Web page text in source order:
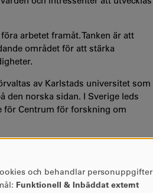
arbetet framåt. Tanken är att
området för att stärka
av Karlstads universitet som
den norska sidan. I Sverige leds
för Centrum för forskning om
och innovation i skogen.
innovation och nya metoder
och behandlar personuppgifter
Funktionell & Inbäddat externt